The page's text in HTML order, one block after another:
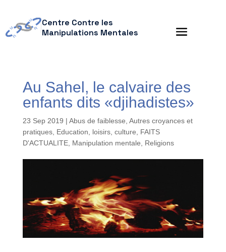
Centre Contre les
Manipulations Mentales
Au Sahel, le calvaire des
enfants dits «djihadistes»
23 Sep 2019 | Abus de faiblesse Autres croyances et
pratiques, Education, loisirs, culture
FAITS
D'ACTUALITE, Manipulation mentale Religions